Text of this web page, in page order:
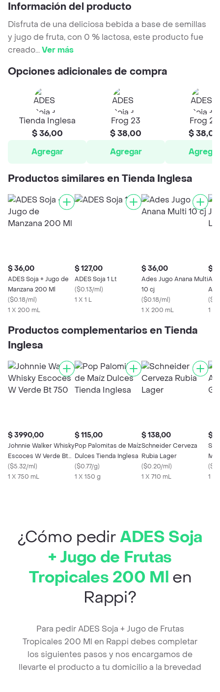
Información del producto
Disfruta de una deliciosa bebida a base de semillas
y jugo de fruta, con 0 % lactosa, este producto fue
creado...Ver más
Opciones adicionales de compra
Tienda Inglesa
$ 36,00
Agregar
Frog 23
$ 38,00
Agregar
Frog 23
$ 38,00
Agregar
Productos similares en Tienda Inglesa
$ 36,00
ADES Soja + Jugo de
Manzana 200 Ml
($0.18/ml)
1 X 200 mL
$ 127,00
ADES Soja 1 Lt
($0.13/ml)
1 X 1 L
$ 36,00
Ades Jugo Anana Multi
10 cj
($0.18/ml)
1 X 200 mL
$
(
1 X
Productos complementarios en Tienda
Inglesa
$ 3990,00
Johnnie Walker Whisky
Escoces W Verde Bt
750
($5.32/ml)
1 X 750 mL
$ 115,00
Pop Palomitas de Maíz
Dulces Tienda Inglesa
($0.77/g)
1 X 150 g
$ 138,00
Schneider Cerveza
Rubia Lager
($0.20/ml)
1 X 710 mL
$
(
1 X
¿Cómo pedirADES Soja
+ Jugo de Frutas
Tropicales 200 Ml en
Rappi?
Para pedir ADES Soja + Jugo de Frutas
Tropicales 200 Ml en Rappi debes completar
los siguientes pasos y nos encargamos de
llevarte el producto a tu domicilio a la brevedad